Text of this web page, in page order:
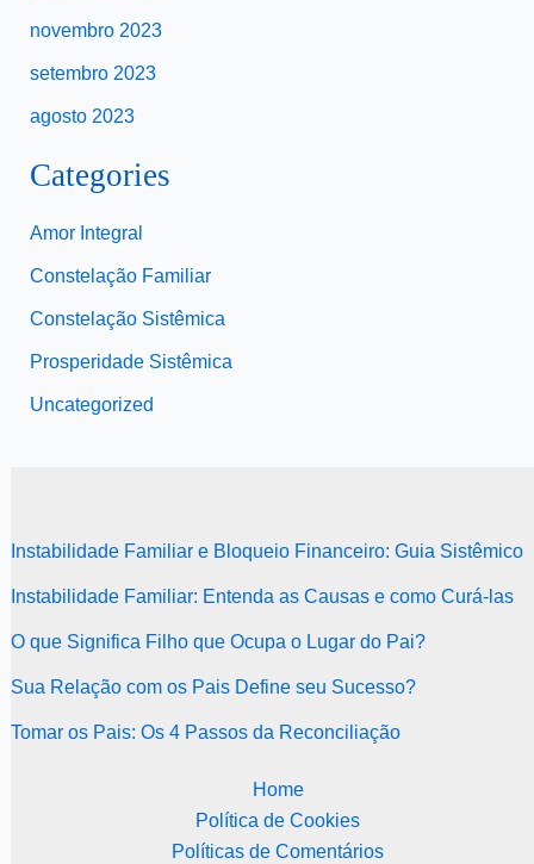
novembro 2023
setembro 2023
agosto 2023
Categories
Amor Integral
Constelação Familiar
Constelação Sistêmica
Prosperidade Sistêmica
Uncategorized
Instabilidade Familiar e Bloqueio Financeiro: Guia Sistêmico
Instabilidade Familiar: Entenda as Causas e como Curá-las
O que Significa Filho que Ocupa o Lugar do Pai?
Sua Relação com os Pais Define seu Sucesso?
Tomar os Pais: Os 4 Passos da Reconciliação
Home
Política de Cookies
Políticas de Comentários